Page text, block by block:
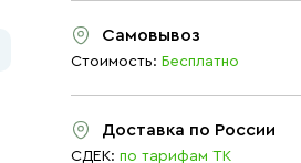
Самовывоз
Стоимость: Бесплатно
Доставка по России
СДЕК: по тарифам ТК